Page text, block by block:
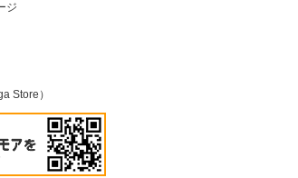
ジ
Store）